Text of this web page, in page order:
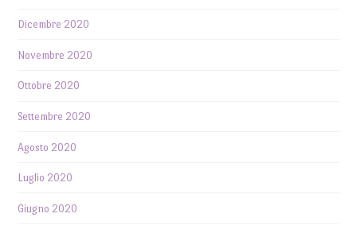
Dicembre 2020
Novembre 2020
Ottobre 2020
Settembre 2020
Agosto 2020
Luglio 2020
Giugno 2020